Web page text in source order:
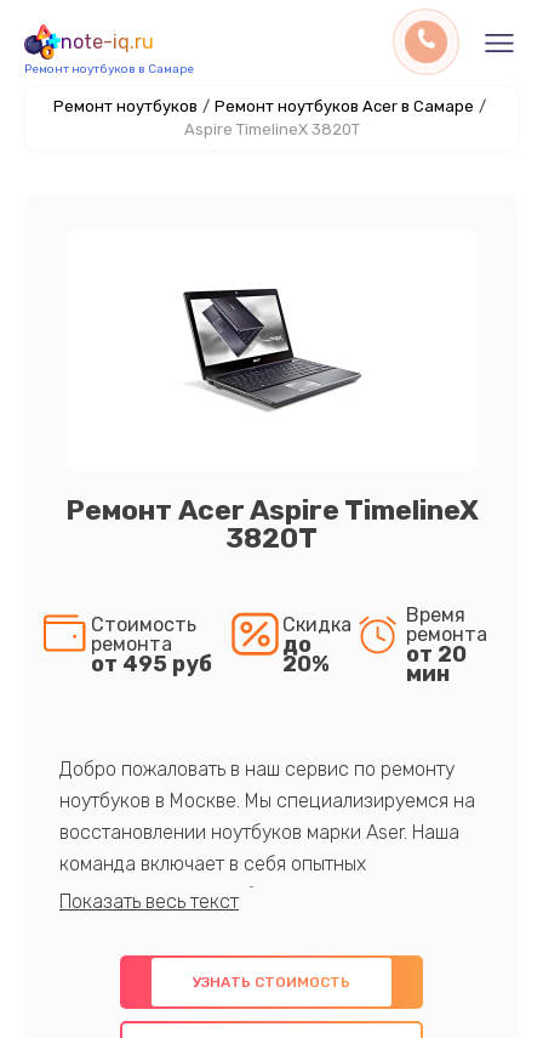
note-iq.ru
Ремонт ноутбуков в Самаре
Ремонт ноутбуков / Ремонт ноутбуков Acer в Самаре /
Aspire TimelineX 3820T
Ремонт Acer Aspire TimelineX
3820T
Стоимость
ремонта
от 495 руб
Скидка
до
20%
Время
ремонта
от 20
мин
Добро пожаловать в наш сервис по ремонту
ноутбуков в Москве. Мы специализируемся на
восстановлении ноутбуков марки Aser. Наша
команда включает в себя опытных
профессионалов с обширными знаниями и
предлагаем быстрый и качественный ремонт с
использованием оригинальных компонентов, а
также гарантируем качество всех
УЗНАТЬ СТОИМОСТЬ